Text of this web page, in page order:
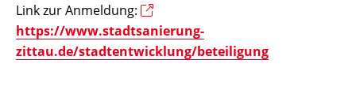
Link zur Anmeldung:
https://www.stadtsanierung-
zittau.de/stadtentwicklung/beteiligung